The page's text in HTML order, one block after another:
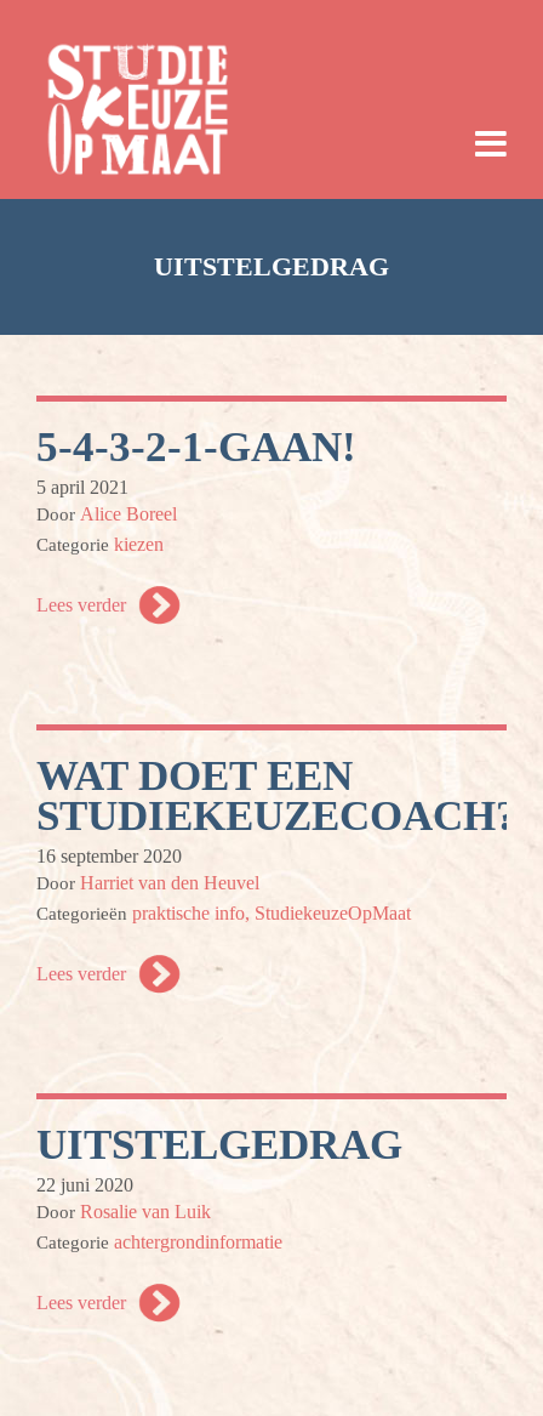
UITSTELGEDRAG
5-4-3-2-1-GAAN!
5 april 2021
Door Alice Boreel
Categorie kiezen
Lees verder
WAT DOET EEN
STUDIEKEUZECOACH?
16 september 2020
Door Harriet van den Heuvel
Categorieën praktische info, StudiekeuzeOpMaat
Lees verder
UITSTELGEDRAG
22 juni 2020
Door Rosalie van Luik
Categorie achtergrondinformatie
Lees verder